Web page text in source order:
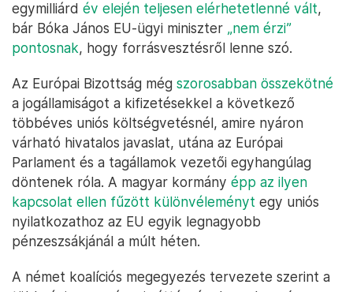
egymilliárd év elején teljesen elérhetetlenné vált,
bár Bóka János EU-ügyi miniszter „nem érzi”
pontosnak, hogy forrásvesztésről lenne szó.
Az Európai Bizottság még szorosabban összekötné
a jogállamiságot a kifizetésekkel a következő
többéves uniós költségvetésnél, amire nyáron
várható hivatalos javaslat, utána az Európai
Parlament és a tagállamok vezetői egyhangúlag
döntenek róla. A magyar kormány épp az ilyen
kapcsolat ellen fűzött különvéleményt egy uniós
nyilatkozathoz az EU egyik legnagyobb
pénzeszsákjánál a múlt héten.
A német koalíciós megegyezés tervezete szerint a